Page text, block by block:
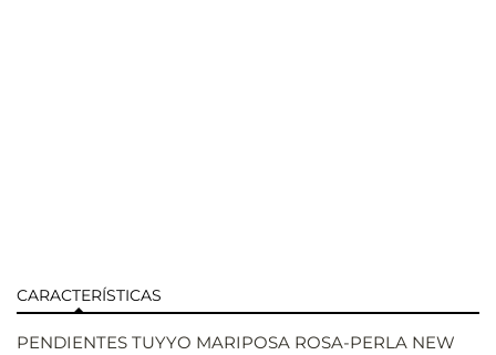
CARACTERÍSTICAS
PENDIENTES TUYYO MARIPOSA ROSA-PERLA NEW